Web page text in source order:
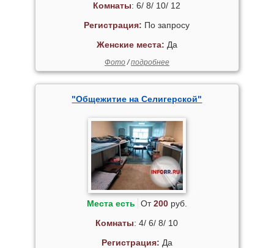
Комнаты: 6/ 8/ 10/ 12
Регистрация: По запросу
Женские места: Да
Фото/подробнее
"Общежитие на Селигерской"
Места есть От200руб.
Комнаты: 4/ 6/ 8/ 10
Регистрация: Да